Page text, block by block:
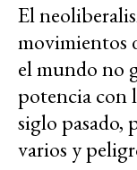
El
movimientos
el mundo no
potencia con
siglo pasado,
varios y